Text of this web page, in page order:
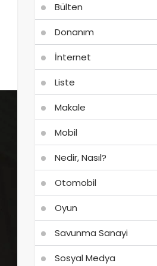
Bülten
Donanım
İnternet
Liste
Makale
Mobil
Nedir, Nasıl?
Otomobil
Oyun
Savunma Sanayi
Sosyal Medya